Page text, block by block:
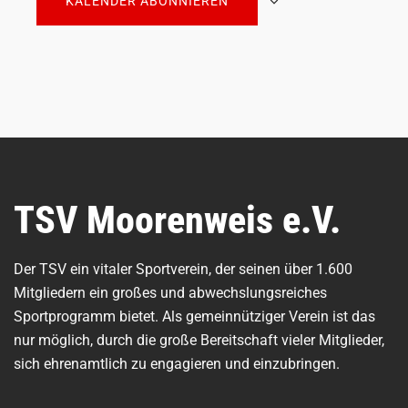
TSV Moorenweis e.V.
Der TSV ein vitaler Sportverein, der seinen über 1.600
Mitgliedern ein großes und abwechslungsreiches
Sportprogramm bietet. Als gemeinnütziger Verein ist das
nur möglich, durch die große Bereitschaft vieler Mitglieder,
sich ehrenamtlich zu engagieren und einzubringen.